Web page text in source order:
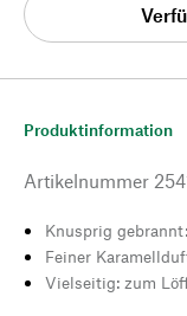
Produktinformation
Artikelnummer
Knusprig
Feiner
Vielseitig: zum